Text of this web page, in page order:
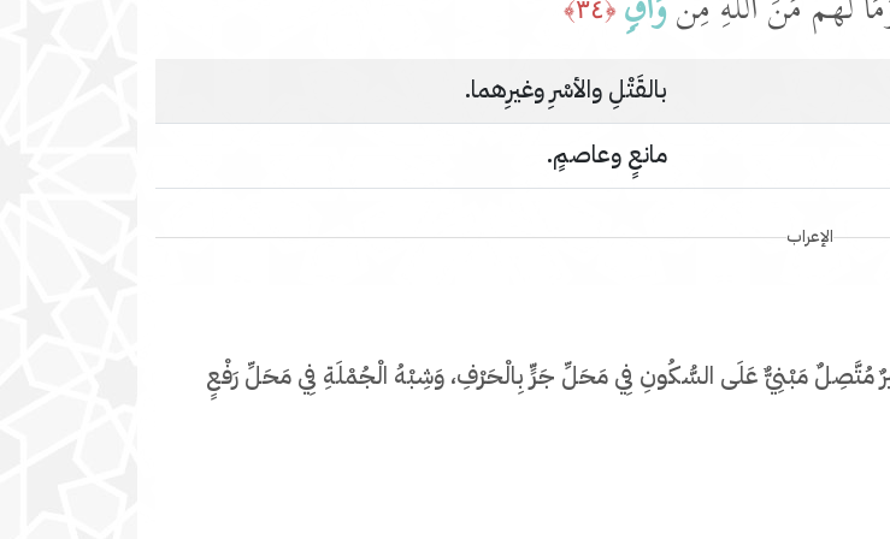
لَهُم مِّنَ ٱللَّهِ مِنوَاقࣲ ﴿٣٤﴾
بالقَتْلِ والأسْرِ وغيرِهما.
مانعٍ وعاصمٍ.
الإعراب
مُتَّصِلٌ مَبْنِيٌّ عَلَى السُّكُونِ فِي مَحَلِّ جَرٍّ بِالْحَرْفِ، وَشِبْهُ الْجُمْلَةِ فِي مَحَلِّ رَفْعٍ